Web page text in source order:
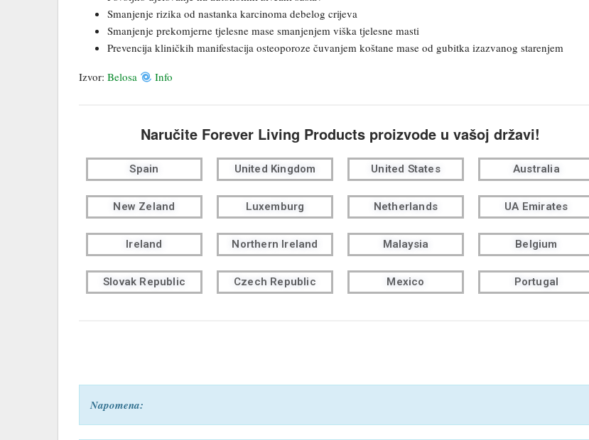
Smanjenje rizika od nastanka karcinoma debelog crijeva
Smanjenje prekomjerne tjelesne mase smanjenjem viška tjelesne masti
Prevencija kliničkih manifestacija osteoporoze čuvanjem koštane mase od gubitka izazvanog starenjem
Izvor: Belosa Info
Naručite Forever Living Products proizvode u vašoj državi!
Spain
New Zeland
Ireland
Slovak Republic
United Kingdom
Luxemburg
Northern Ireland
Czech Republic
United States
Netherlands
Malaysia
Mexico
Australia
UA Emirates
Belgium
Portugal
Napomena: